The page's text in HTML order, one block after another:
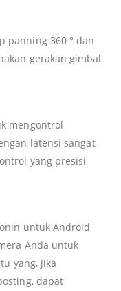
panning 360 ° dan
gerakan gimbal
mengontrol
latensi sangat
yang presisi
untuk Android
Anda untuk
yang, jika
dapat